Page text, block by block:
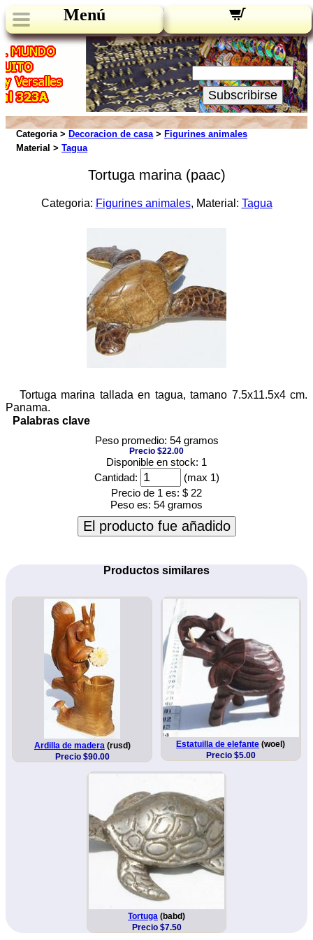
Menú
Novedades:
Su Email:
Subscribirse
Categoria > Decoracion de casa> Figurines animales
Material > Tagua
Tortuga marina (paac)
Categoria: Figurines animales, Material: Tagua
Tortuga marina tallada en tagua, tamano 7.5x11.5x4 cm.
Panama.
Palabras clave
Peso promedio: 54 gramos
Precio $22.00
Disponible en stock: 1
Cantidad:
(max 1)
Precio de 1 es: $ 22
Peso es: 54 gramos
El producto fue añadido
Productos similares
Ardilla de madera (rusd)
Precio $90.00
Estatuilla de elefante (woel)
Precio $5.00
Tortuga (babd)
Precio $7.50